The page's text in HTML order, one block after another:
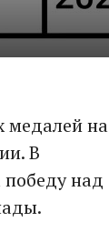
медалей на
В
над